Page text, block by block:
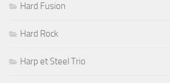
Hard Fusion
Hard Rock
Harp et Steel Trio